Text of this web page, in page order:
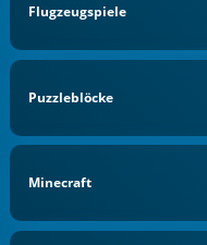
Flugzeugspiele
Puzzleblöcke
Minecraft